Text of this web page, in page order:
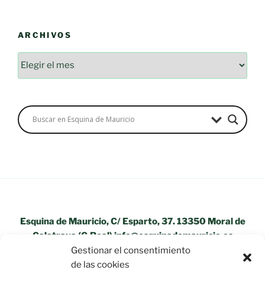
Gestionar el consentimiento
de las cookies
ARCHIVOS
Archivos
Esquina de Mauricio, C/ Esparto, 37. 13350 Moral de
Calatrava (C.Real) info@esquinademauricio.es
«Aviso Legal»